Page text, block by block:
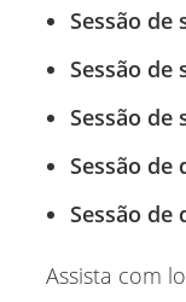
Sessão de
Sessão de
Sessão de
Sessão de
Sessão de
Assista com